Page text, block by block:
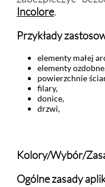
Incolore.
Przykłady
elementy małej
elementy
powierzchnie
filary,
donice,
drzwi,
Kolory/Wybór/
Ogólne zasady